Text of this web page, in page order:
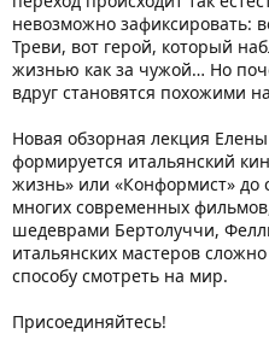
невозможно зафиксировать:
Треви, вот герой, который
жизнью как за чужой… Но
вдруг становятся похожими
Новая обзорная лекция
формируется итальянский
жизнь» или «Конформист» до
многих современных
шедеврами Бертолуччи,
итальянских мастеров
способу смотреть на мир.
Присоединяйтесь!